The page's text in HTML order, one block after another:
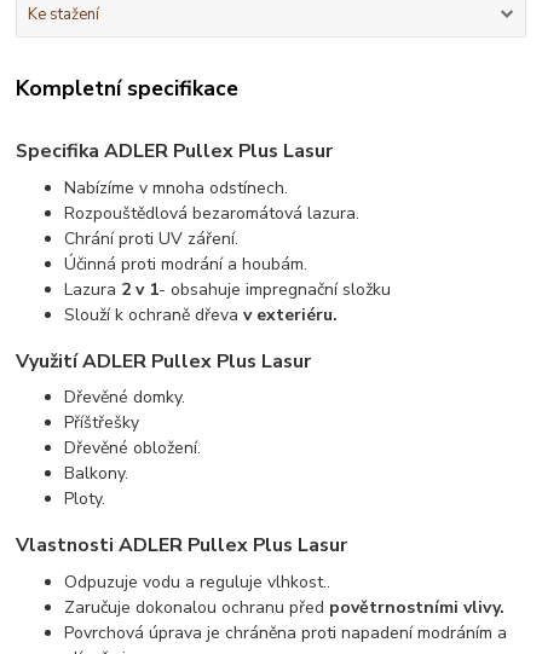
Ke stažení
Kompletní specifikace
Specifika ADLER Pullex Plus Lasur
Nabízíme v mnoha odstínech.
Rozpouštědlová bezaromátová lazura.
Chrání proti UV záření.
Účinná proti modrání a houbám.
Lazura 2 v 1- obsahuje impregnační složku
Slouží k ochraně dřeva v exteriéru.
Využití ADLER Pullex Plus Lasur
Dřevěné domky.
Příštřešky
Dřevěné obložení.
Balkony.
Ploty.
Vlastnosti ADLER Pullex Plus Lasur
Odpuzuje vodu a reguluje vlhkost..
Zaručuje dokonalou ochranu před povětrnostními vlivy.
Povrchová úprava je chráněna proti napadení modráním a